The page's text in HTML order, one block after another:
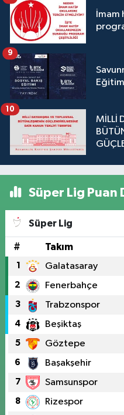
İmam
9
MİLLİ
10
Süper Lig Puan
Süper Lig
# Takım
1 Galatasaray
2 Fenerbahçe
3 Trabzonspor
4 Beşiktaş
5 Göztepe
6 Başakşehir
7 Samsunspor
8 Rizespor